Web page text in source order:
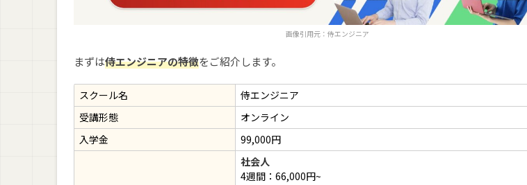
画像引用元：侍エンジニア
まずは侍エンジニアの特徴をご紹介します。
スクール名
侍エンジニア
受講形態
オンライン
入学金
99,000円
社会人
4週間：66,000円~